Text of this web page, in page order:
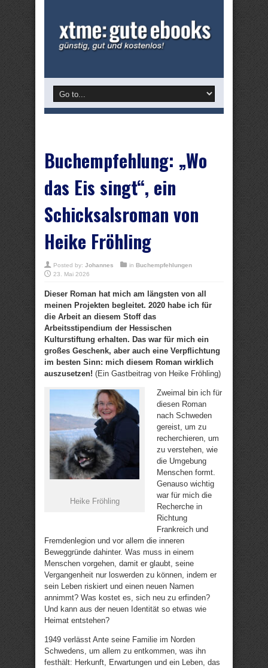
Buchempfehlung: „Wo
das Eis singt“, ein
Schicksalsroman von
Heike Fröhling
Posted by: Johannes in Buchempfehlungen
23. Mai 2026
Dieser Roman hat mich am längsten von all
meinen Projekten begleitet. 2020 habe ich für
die Arbeit an diesem Stoff das
Arbeitsstipendium der Hessischen
Kulturstiftung erhalten. Das war für mich ein
großes Geschenk, aber auch eine Verpflichtung
im besten Sinn: mich diesem Roman wirklich
auszusetzen! (Ein Gastbeitrag von Heike Fröhling)
Heike Fröhling
Zweimal bin ich für
diesen Roman
nach Schweden
gereist, um zu
recherchieren, um
zu verstehen, wie
die Umgebung
Menschen formt.
Genauso wichtig
war für mich die
Recherche in
Richtung
Frankreich und
Fremdenlegion und vor allem die inneren
Beweggründe dahinter. Was muss in einem
Menschen vorgehen, damit er glaubt, seine
Vergangenheit nur loswerden zu können, indem er
sein Leben riskiert und einen neuen Namen
annimmt? Was kostet es, sich neu zu erfinden?
Und kann aus der neuen Identität so etwas wie
Heimat entstehen?
1949 verlässt Ante seine Familie im Norden
Schwedens, um allem zu entkommen, was ihn
festhält: Herkunft, Erwartungen und ein Leben, das